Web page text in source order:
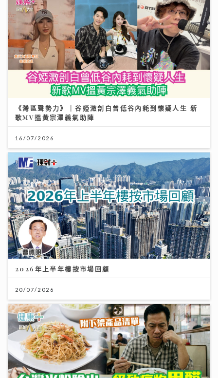
《灣區聲勢力》｜谷婭溦剖白曾低谷內耗到懷疑人生 新
歌MV搵黃宗澤義氣助陣
16/07/2026
2026年上半年樓按市場回顧
20/07/2026